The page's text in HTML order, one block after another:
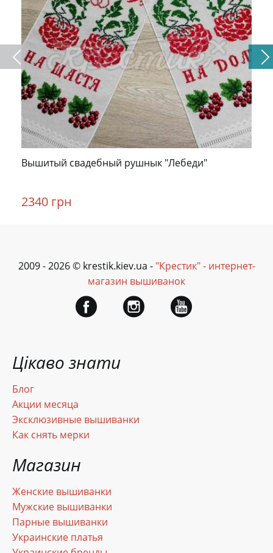
Вышитый свадебный рушнык "Лебеди"
2340 грн
Цікаво знати
Блог
Акции месяца
Эксклюзивные вышиванки
Как снять мерки
Магазин
Женские вышиванки
Мужские вышиванки
Парные вышиванки
Украинские платья
2009 - 2026 © krestik.kiev.ua - "Крестик" - интернет-
магазин вышиванок